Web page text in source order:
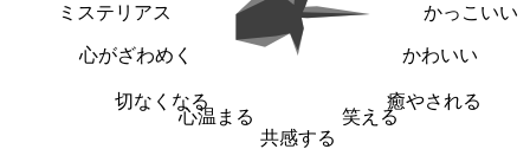
かっこいい
かわいい
癒やされる
笑える
共感する
心温まる
切なくなる
心がざわめく
ミステリアス